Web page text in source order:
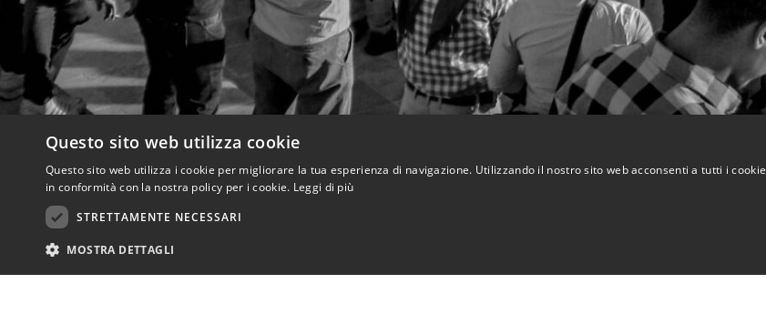
Questo sito web utilizza cookie
Questo sito web utilizza i cookie per migliorare la tua esperienza di navigazione. Utilizzando il nostro sito web acconsenti a tutti i cookie
in conformità con la nostra policy per i cookie. Leggi di più
STRETTAMENTE NECESSARI
MOSTRA DETTAGLI